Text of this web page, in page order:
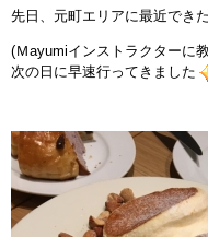
先日、元町エリアに最近でき
(Ｍayumiインストラクターに
次の日に早速行ってきました